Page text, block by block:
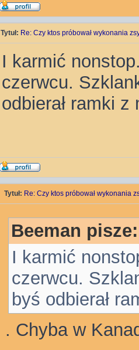
Tytuł: Re: Czy ktos próbował wykonania
I karmić
czerwcu.
odbierał ramki z
Tytuł: Re: Czy ktos próbował wykonania
Beeman pisze:
I karmić
czerwcu.
byś odbierał
. Chyba w